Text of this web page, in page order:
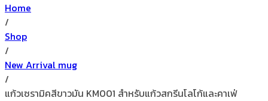
Home
/
Shop
/
New Arrival mug
/
แก้วเซรามิคสีขาวมัน KM001 สำหรับแก้วสกรีนโลโก้และคาเฟ่